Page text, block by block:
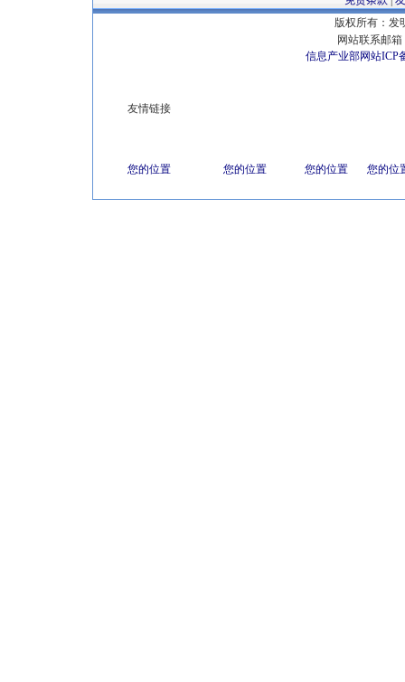
版权所有：发
网站联系邮箱
信息产业部网站ICP
友情链接
您的位置 您的位置 您的位置 您的位